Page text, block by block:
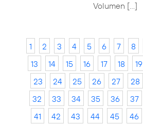
Volumen […]
1 2 3 4 5 6 7 8
13
14 15 16 17 18 19
23
24 25 26 27 28
32
33 34 35 36 37
41
42 43 44 45 46